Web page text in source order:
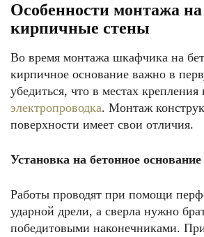
Особенности монтажа
кирпичные стены
Во время монтажа шкафчика на
кирпичное основание важно в
убедиться, что в местах крепления
электропроводка. Монтаж
поверхности имеет свои отличия.
Установка на бетонное основание
Работы проводят при помощи
ударной дрели, а сверла нужно
победитовыми наконечниками.